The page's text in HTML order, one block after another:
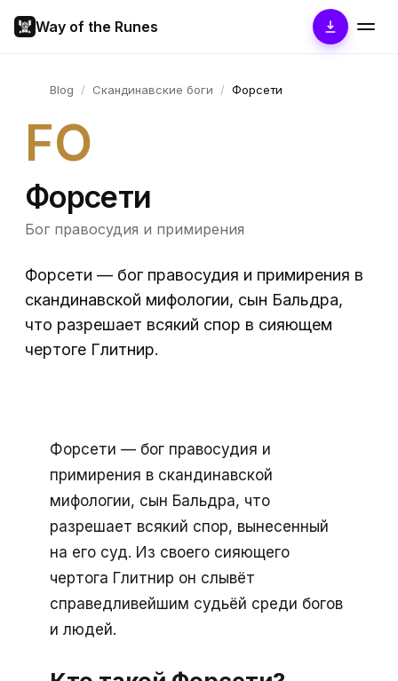
Way of the Runes
Blog / Скандинавские боги / Форсети
FO
Форсети
Бог правосудия и примирения
Форсети — бог правосудия и примирения в
скандинавской мифологии, сын Бальдра,
что разрешает всякий спор в сияющем
чертоге Глитнир.
Форсети — бог правосудия и
примирения в скандинавской
мифологии, сын Бальдра, что
разрешает всякий спор, вынесенный
на его суд. Из своего сияющего
чертога Глитнир он слывёт
справедливейшим судьёй среди богов
и людей.